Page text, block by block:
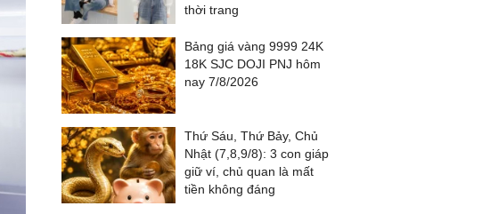
thời trang
Bảng giá vàng 9999 24K
18K SJC DOJI PNJ hôm
nay 7/8/2026
Thứ Sáu, Thứ Bảy, Chủ
Nhật (7,8,9/8): 3 con giáp
giữ ví, chủ quan là mất
tiền không đáng